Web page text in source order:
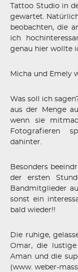
Tattoo Studio in
gewartet.
beobachten, die
ich
genau hier wollte
Micha und Emely
Was soll ich
aus der Menge
wenn sie
Fotografieren
dahinter.
Besonders
der ersten
Bandmitglieder
sonst ein
bald wieder!!
Die ruhige,
Omar, die
Aman und die
(www. weber-